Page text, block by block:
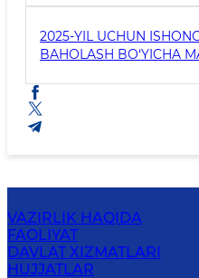
2025-YIL UCHUN
BAHOLASH BO‘YICHA
VAZIRLIK HAQIDA
FAOLIYAT
DAVLAT XIZMATLARI
HUJJATLAR